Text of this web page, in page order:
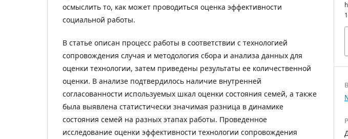
осмыслить то, как может проводиться оценка эффективности
социальной работы.
В статье описан процесс работы в соответствии с технологией
сопровождения случая и методология сбора и анализа данных для
оценки технологии, затем приведены результаты ее количественной
оценки. В анализе подтвердилось наличие внутренней
согласованности используемых шкал оценки состояния семей, а также
была выявлена статистически значимая разница в динамике
состояния семей на разных этапах работы. Проведенное
исследование оценки эффективности технологии сопровождения